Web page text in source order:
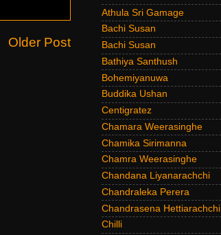
Older Post
Athula Sri Gamage
Bachi Susan
Bachi Susan
Bathiya Santhush
Bohemiyanuwa
Buddika Ushan
Centigratez
Chamara Weerasinghe
Chamika Sirimanna
Chamra Weerasinghe
Chandana Liyanarachchi
Chandraleka Perera
Chandrasena Hettiarachchi
Chilli